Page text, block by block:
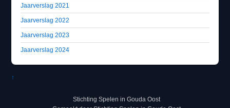
Jaarverslag 2021
Jaarverslag 2022
Jaarverslag 2023
Jaarverslag 2024
↑
Stichting Spelen in Gouda Oost